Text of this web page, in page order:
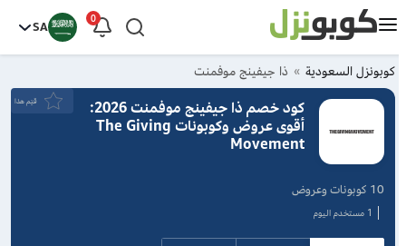
0
SA
كوبونزل السعودية ذا جيفينج موفمنت
كود خصم ذا جيفينج موفمنت 2026:
أقوى عروض وكوبونات The Giving
Movement
10 كوبونات وعروض
1 مستخدم اليوم
قيَم هذا